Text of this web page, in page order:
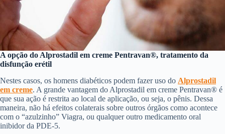
A opção do Alprostadil em creme Pentravan®, tratamento da
disfunção erétil
Nestes casos, os homens diabéticos podem fazer uso do Alprostadil
em creme. A grande vantagem do Alprostadil em creme Pentravan® é
que sua ação é restrita ao local de aplicação, ou seja, o pênis. Dessa
maneira, não há efeitos colaterais sobre outros órgãos como acontece
com o “azulzinho” Viagra, ou qualquer outro medicamento oral
inibidor da PDE-5.